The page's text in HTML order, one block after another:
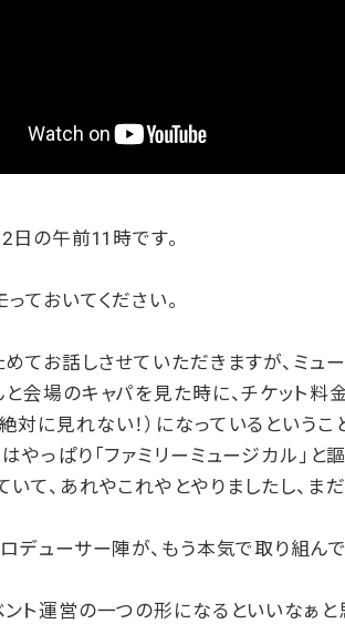
日の午前11時です。
ておいてください。
めてお話しさせていただきますが、ミュ
と会場のキャパを見た時に、チケット料
対に見れない！）になっているという
はやっぱり「ファミリーミュージカル」
いて、あれやこれやとやりましたし、ま
ロデューサー陣が、もう本気で取り組んで
ント運営の一つの形になるといいなぁと